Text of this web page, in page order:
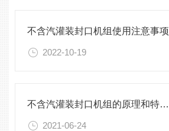
不含汽灌装封口机组使用注意事项
2022-10-19
不含汽灌装封口机组的原理和特点介绍
2021-06-24